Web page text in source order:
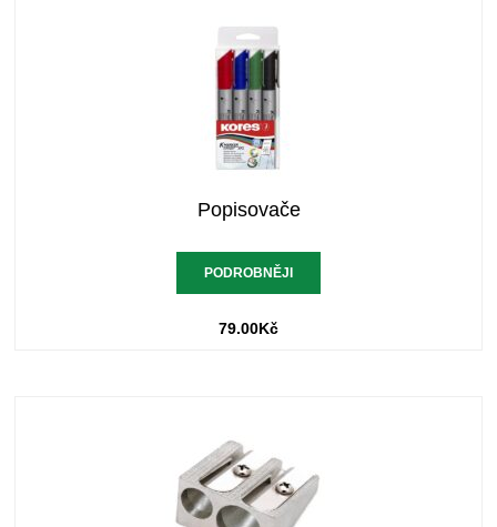
Popisovače
PODROBNĚJI
79.00Kč